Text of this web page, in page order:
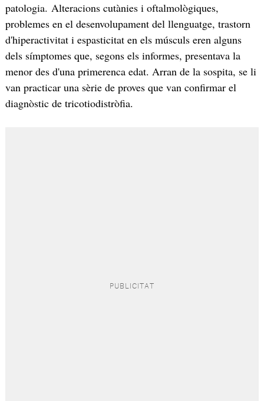
patologia. Alteracions cutànies i oftalmològiques,
problemes en el desenvolupament del llenguatge, trastorn
d'hiperactivitat i espasticitat en els músculs eren alguns
dels símptomes que, segons els informes, presentava la
menor des d'una primerenca edat. Arran de la sospita, se li
van practicar una sèrie de proves que van confirmar el
diagnòstic de tricotiodistròfia.